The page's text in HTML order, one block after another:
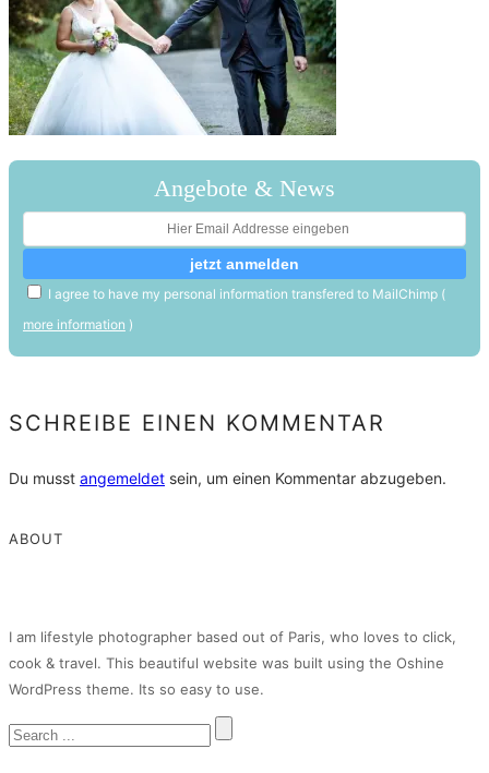
Angebote & News
I agree to have my personal information transfered to MailChimp (
more information )
SCHREIBE EINEN KOMMENTAR
Du musst angemeldet sein, um einen Kommentar abzugeben.
ABOUT
I am lifestyle photographer based out of Paris, who loves to click,
cook & travel. This beautiful website was built using the Oshine
WordPress theme. Its so easy to use.